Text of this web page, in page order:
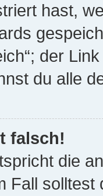
hast,
der
du alle
falsch!
die
Fall solltest